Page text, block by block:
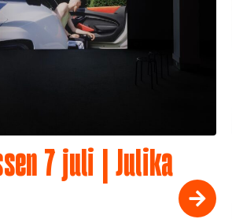
7 juli | Julika